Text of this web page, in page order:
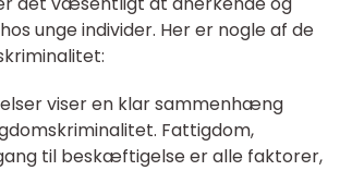
unge individer. Her er nogle af de
viser en klar sammenhæng
Fattigdom,
til beskæftigelse er alle faktorer,